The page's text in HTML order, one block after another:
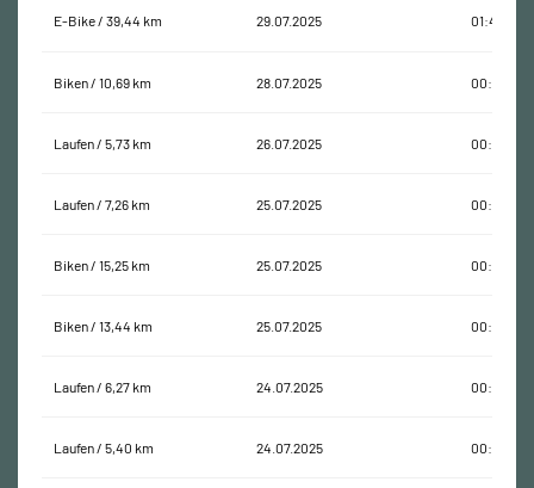
E-Bike / 39,44 km 29.07.2025 01:47:54
Biken / 10,69 km 28.07.2025 00:32:10
Laufen / 5,73 km 26.07.2025 00:42:10
Laufen / 7,26 km 25.07.2025 00:55:48
Biken / 15,25 km 25.07.2025 00:48:09
Biken / 13,44 km 25.07.2025 00:51:54
Laufen / 6,27 km 24.07.2025 00:57:38
Laufen / 5,40 km 24.07.2025 00:34:13